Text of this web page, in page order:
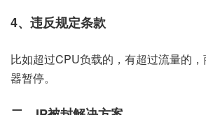
4、 违反规定条款
比如超过CPU负载的，有超过流量的
器暂停。